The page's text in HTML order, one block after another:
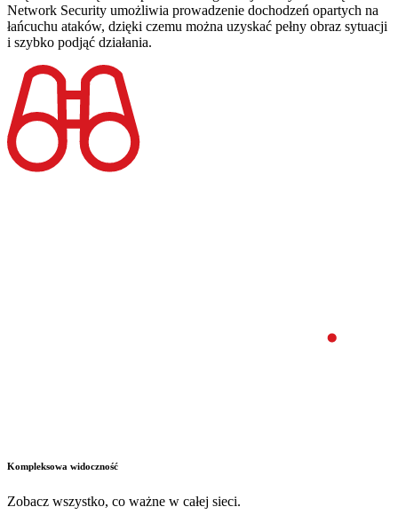
Network Security umożliwia prowadzenie dochodzeń opartych na
łańcuchu ataków, dzięki czemu można uzyskać pełny obraz sytuacji
i szybko podjąć działania.
Kompleksowa widoczność
Zobacz wszystko, co ważne w całej sieci.